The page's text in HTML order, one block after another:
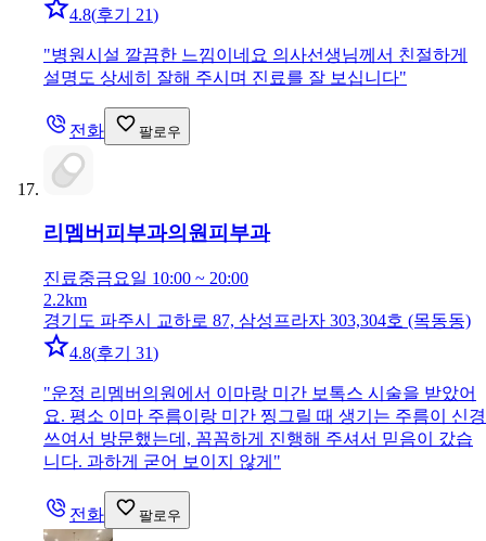
4.8(후기 21)
"병원시설 깔끔한 느낌이네요 의사선생님께서 친절하게
설명도 상세히 잘해 주시며 진료를 잘 보십니다"
전화 팔로우
리멤버피부과의원피부과
진료중금요일 10:00 ~ 20:00
2.2km
경기도 파주시 교하로 87, 삼성프라자 303,304호 (목동동)
4.8(후기 31)
"운정 리멤버의원에서 이마랑 미간 보톡스 시술을 받았어
요. 평소 이마 주름이랑 미간 찡그릴 때 생기는 주름이 신경
쓰여서 방문했는데, 꼼꼼하게 진행해 주셔서 믿음이 갔습
니다. 과하게 굳어 보이지 않게 "
전화 팔로우